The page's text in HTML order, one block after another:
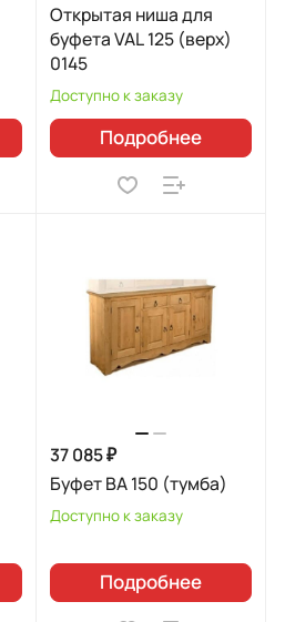
Открытая ниша для
буфета VAL 125 (верх)
0145
Доступно к заказу
Подробнее
37 085 ₽
Буфет BA 150 (тумба)
Доступно к заказу
Подробнее